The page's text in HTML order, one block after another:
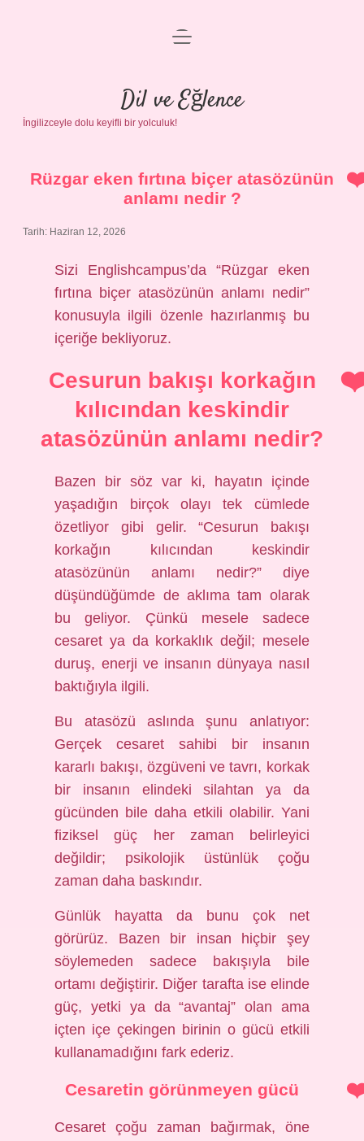
Anasayfa
Gizlilik Politikası
Yasal Uyarı
menüyü
Dil ve Eğlence
İngilizceyle dolu keyifli bir yolculuk!
Rüzgar eken fırtına biçer atasözünün
anlamı nedir ?
Tarih: Haziran 12, 2026
Sizi Englishcampus’da “Rüzgar eken
fırtına biçer atasözünün anlamı nedir”
konusuyla ilgili özenle hazırlanmış bu
içeriğe bekliyoruz.
Cesurun bakışı korkağın
kılıcından keskindir
atasözünün anlamı nedir?
Bazen bir söz var ki, hayatın içinde
yaşadığın birçok olayı tek cümlede
özetliyor gibi gelir. “Cesurun bakışı
korkağın kılıcından keskindir
atasözünün anlamı nedir?” diye
düşündüğümde de aklıma tam olarak
bu geliyor. Çünkü mesele sadece
cesaret ya da korkaklık değil; mesele
duruş, enerji ve insanın dünyaya nasıl
baktığıyla ilgili.
Bu atasözü aslında şunu anlatıyor:
Gerçek cesaret sahibi bir insanın
kararlı bakışı, özgüveni ve tavrı, korkak
bir insanın elindeki silahtan ya da
gücünden bile daha etkili olabilir. Yani
fiziksel güç her zaman belirleyici
değildir; psikolojik üstünlük çoğu
zaman daha baskındır.
Günlük hayatta da bunu çok net
görürüz. Bazen bir insan hiçbir şey
söylemeden sadece bakışıyla bile
ortamı değiştirir. Diğer tarafta ise elinde
güç, yetki ya da “avantaj” olan ama
içten içe çekingen birinin o gücü etkili
kullanamadığını fark ederiz.
Cesaretin görünmeyen gücü
Cesaret çoğu zaman bağırmak, öne